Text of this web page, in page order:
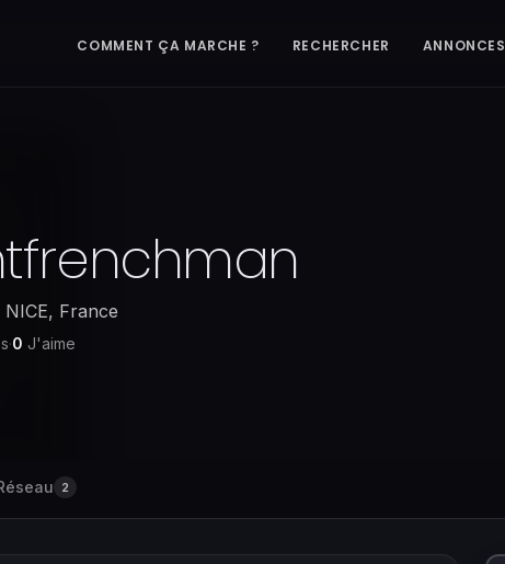
COMMENT ÇA MARCHE ? RECHERCHER ANNONCES
NICE, France
·0 J'aime
2